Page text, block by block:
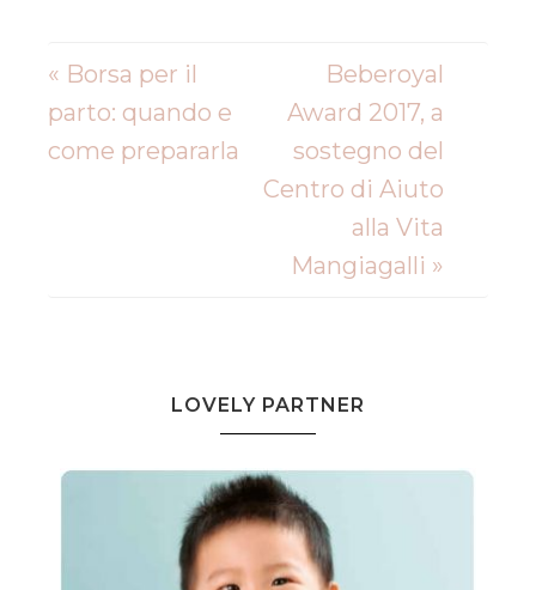
« Borsa per il
parto: quando e
come prepararla
Beberoyal
Award 2017, a
sostegno del
Centro di Aiuto
alla Vita
Mangiagalli »
LOVELY PARTNER